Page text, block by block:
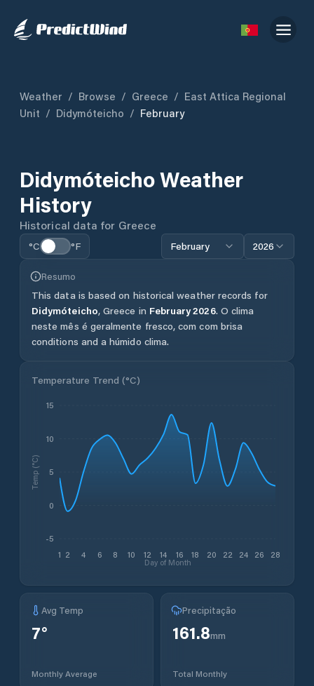
Weather / Browse / Greece / East Attica Regional
Unit / Didymóteicho / February
DidymóteichoWeather
History
Historical data for Greece
°C °F February 2026
Resumo
This data is based on historical weather records for
Didymóteicho, Greece in February2026. O clima
neste mês é geralmente fresco, com com brisa
conditions and a húmido clima.
Temperature Trend (°C)
1 2 4 6 8 10 12 14 16 18 20 22 24 26 28
Day of Month
-5
0
5
10
15
Temp (°C)
Avg Temp
7°
Monthly Average
Precipitação
161.8mm
Total Monthly